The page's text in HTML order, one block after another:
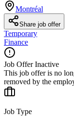
Montréal
Share job offer
Temporary
Finance
Job Offer Inactive
This job offer is no
removed by the
Job Type